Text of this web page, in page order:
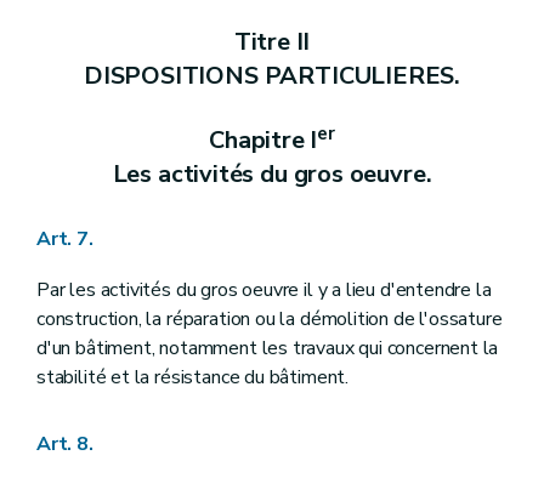
Titre II
DISPOSITIONS PARTICULIERES.
Chapitre Ier
Les activités du gros oeuvre.
Art. 7.
Par les activités du gros oeuvre il y a lieu d'entendre la
construction, la réparation ou la démolition de l'ossature
d'un bâtiment, notamment les travaux qui concernent la
stabilité et la résistance du bâtiment.
Art. 8.